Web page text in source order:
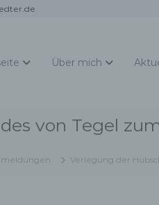
Über mich
von Tegel
Verlegung der